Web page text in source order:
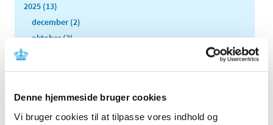
Denne hjemmeside bruger cookies
Vi bruger cookies til at tilpasse vores indhold og
2025 (13)
december (2)
oktober (3)
august (1)
februar (1)
januar (1)